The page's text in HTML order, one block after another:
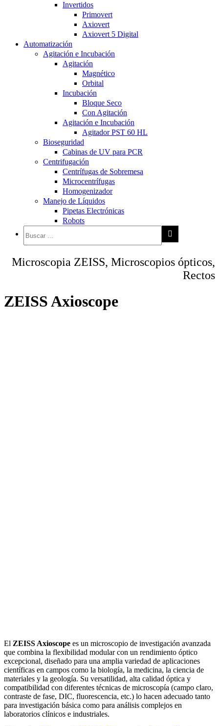
Invertidos
Primovert
Axiovert
Axiovert 5 Digital
Automatización
Agitación e Incubación
Agitación
Magnético
Orbital
Incubación
Bloque Seco
Con Agitación
Agitación e Incubación
Agitador PST 60 HL
Bioseguridad
Cabinas de UV para PCR
Centrifugación
Centrífugas de Sobremesa
Microcentrífugas
Homogenizador
Manejo de Líquidos
Pipetas Electrónicas
Robots
Microscopia ZEISS, Microscopios ópticos,
Rectos
ZEISS Axioscope
El ZEISS Axioscope es un microscopio de investigación avanzada
que combina la flexibilidad modular con un rendimiento óptico
excepcional, diseñado para una amplia variedad de aplicaciones
científicas en campos como la biología, la medicina, la ciencia de
materiales y la geología. Su versatilidad, alta calidad óptica y
compatibilidad con diferentes técnicas de microscopía (campo claro,
contraste de fase, DIC, fluorescencia, etc.) lo hacen adecuado tanto
para investigación básica como para análisis complejos en
laboratorios clínicos e industriales.